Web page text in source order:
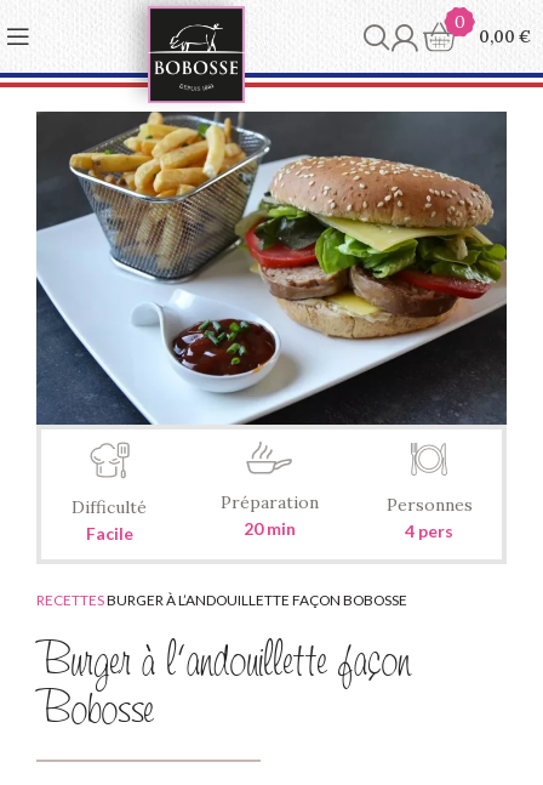
0
0,00 €
Difficulté
Facile
Préparation
20 min
Personnes
4 pers
RECETTESBURGER À L’ANDOUILLETTE FAÇON BOBOSSE
Burger à l’andouillette façon
Bobosse
Panneau de gestion des cookies